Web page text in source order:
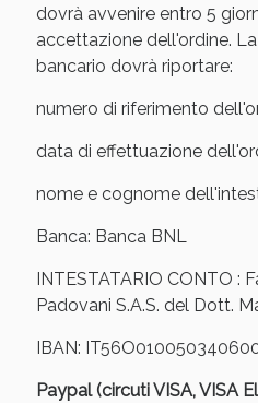
dovrà avvenire entro 5
accettazione dell'ordine.
bancario dovrà riportare:
numero di riferimento
data di effettuazione
nome e cognome
Banca: Banca BNL
INTESTATARIO CONTO :
Padovani S.A.S. del Dott.
IBAN:
Paypal (circuti VISA, VISA